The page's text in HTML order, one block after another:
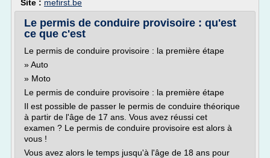
Site : mefirst.be
Le permis de conduire provisoire : qu'est
ce que c'est
Le permis de conduire provisoire : la première étape
» Auto
» Moto
Le permis de conduire provisoire : la première étape
Il est possible de passer le permis de conduire théorique
à partir de l'âge de 17 ans. Vous avez réussi cet
examen ? Le permis de conduire provisoire est alors à
vous !
Vous avez alors le temps jusqu'à l'âge de 18 ans pour